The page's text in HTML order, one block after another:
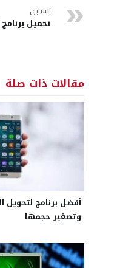
السابق
تحميل برنامج
مقالات ذات صلة
وتصغير حجمها